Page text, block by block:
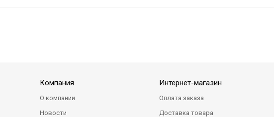
Компания
О компании
Новости
Интернет-магазин
Оплата заказа
Доставка товара